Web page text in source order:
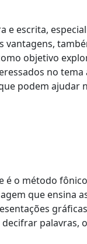
e escrita,
vantagens,
objetivo
no
podem ajudar
é o método
que ensina
palavras,